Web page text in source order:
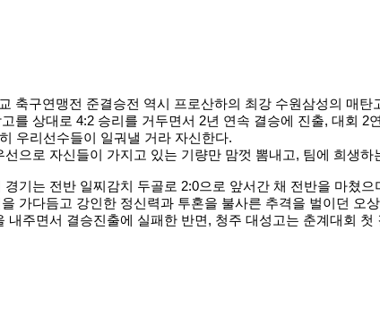
축구연맹전 준결승전 역시 프로산하의 최강 수원삼성의 매
를 상대로 4:2 승리를 거두면서 2년 연속 결승에 진출, 대회 2
우리선수들이 일궈낼 거라 자신한다.
으로 자신들이 가지고 있는 기량만 맘껏 뽐내고, 팀에 희생
기는 전반 일찌감치 두골로 2:0으로 앞서간 채 전반을 마쳤
가다듬고 강인한 정신력과 투혼을 불사른 추격을 벌이던 오
내주면서 결승진출에 실패한 반면, 청주 대성고는 춘계대회 첫